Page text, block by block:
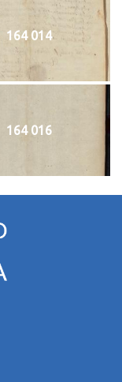
164 014
164 016